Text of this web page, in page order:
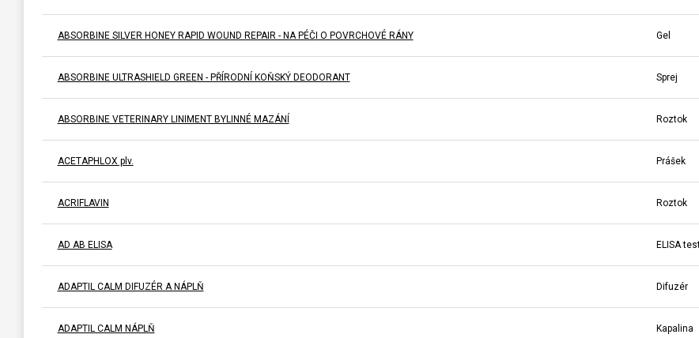
ABSORBINE SILVER HONEY RAPID WOUND REPAIR - NA PÉČI O POVRCHOVÉ RÁNY Gel
ABSORBINE ULTRASHIELD GREEN - PŘÍRODNÍ KOŇSKÝ DEODORANT Sprej
ABSORBINE VETERINARY LINIMENT BYLINNÉ MAZÁNÍ Roztok
ACETAPHLOX plv. Prášek
ACRIFLAVIN Roztok
AD AB ELISA ELISA
ADAPTIL CALM DIFUZÉR A NÁPLŇ Difuzér
ADAPTIL CALM NÁPLŇ Kapalina